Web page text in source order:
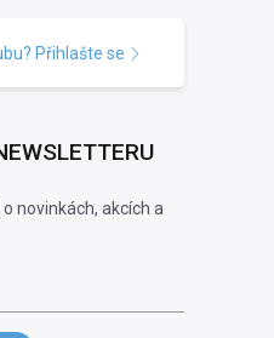
Přihlašte se
novinkách, akcích a